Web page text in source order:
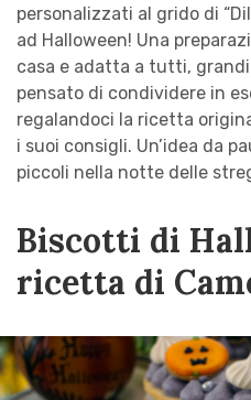
personalizzati al grido di
ad Halloween! Una
casa e adatta a tutti,
pensato di condividere in
regalandoci la ricetta
i suoi consigli. Un’idea da
piccoli nella notte delle
Biscotti di
ricetta di